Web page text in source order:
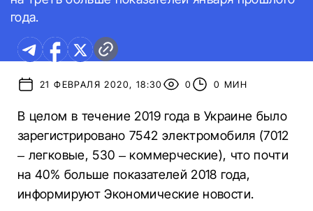
года.
21 ФЕВРАЛЯ 2020, 18:30 0 0 МИН
В целом в течение 2019 года в Украине было
зарегистрировано 7542 электромобиля (7012
– легковые, 530 – коммерческие), что почти
на 40% больше показателей 2018 года,
информируют Экономические новости.